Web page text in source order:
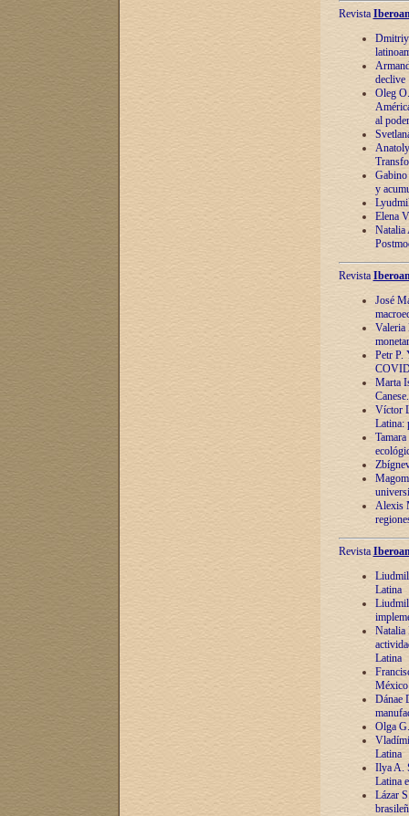
Revista
Dmitriy
declive
Oleg
al poder
y
Elena
Natalia
Revista
José
Valeria
Petr P.
Marta
Víctor
Latina:
Alexis
Revista
Latina
Natalia
Latina
México
Dánae
Olga
Latina
Ilya A.
Latina
Lázar